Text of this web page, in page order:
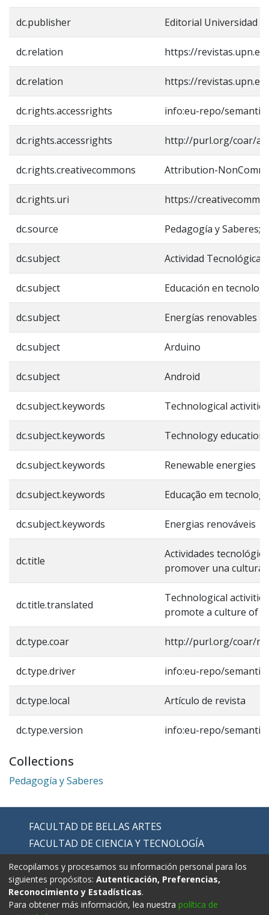
dc.publisher Editorial Universidad
dc.relation https://
dc.relation https://
dc.rights.accessrights info:eu-repo/
dc.rights.accessrights http://purl.org/coar/
dc.rights.creativecommons Attribution-
dc.rights.uri https://
dc.source Pedagogía y Saberes;
dc.subject Actividad Tecnológica
dc.subject Educación en
dc.subject Energías renovables
dc.subject Arduino
dc.subject Android
dc.subject.keywords Technological
dc.subject.keywords Technology education
dc.subject.keywords Renewable energies
dc.subject.keywords Educação em
dc.subject.keywords Energias renováveis
dc.title
Actividades
promover una cultura
dc.title.translated
Technological
promote a culture of
dc.type.coar http://purl.org/coar/
dc.type.driver info:eu-repo/
dc.type.local Artículo de revista
dc.type.version info:eu-repo/
Collections
Pedagogía y Saberes
FACULTAD DE BELLAS ARTES
FACULTAD DE CIENCIA Y TECNOLOGÍA
FACULTAD DE EDUCACIÓN
FACULTAD DE EDUCACIÓN FÍSICA
FACULTAD DE HUMANIDADES
Recopilamos y procesamos su información personal para los
siguientes propósitos: Autenticación, Preferencias,
Reconocimiento y Estadísticas.
Para obtener más información, lea nuestra política de